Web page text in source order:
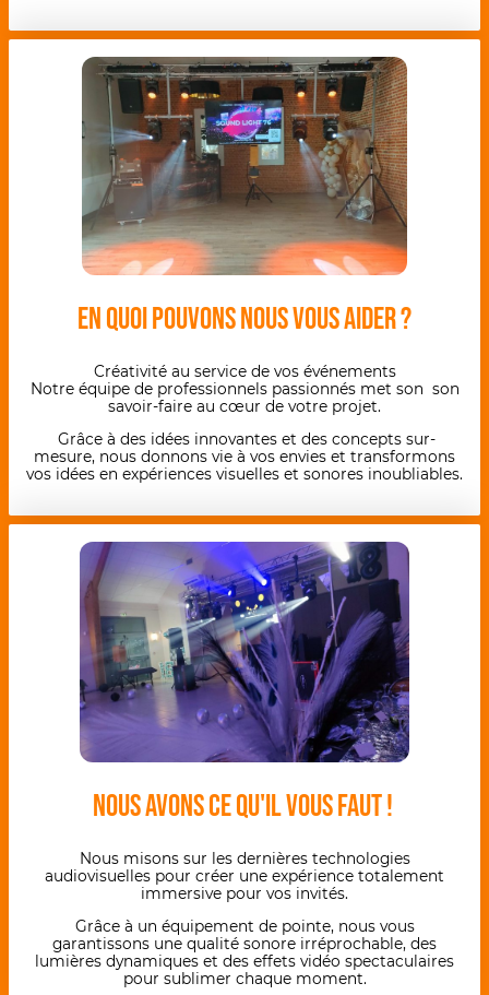
En quoi pouvons nous vous aider ?
Créativité au service de vos événements
Notre équipe de professionnels passionnés met son son
savoir-faire au cœur de votre projet.
Grâce à des idées innovantes et des concepts sur-
mesure, nous donnons vie à vos envies et transformons
vos idées en expériences visuelles et sonores inoubliables.
Nous avons ce qu'il vous faut !
Nous misons sur les dernières technologies
audiovisuelles pour créer une expérience totalement
immersive pour vos invités.
Grâce à un équipement de pointe, nous vous
garantissons une qualité sonore irréprochable, des
lumières dynamiques et des effets vidéo spectaculaires
pour sublimer chaque moment.